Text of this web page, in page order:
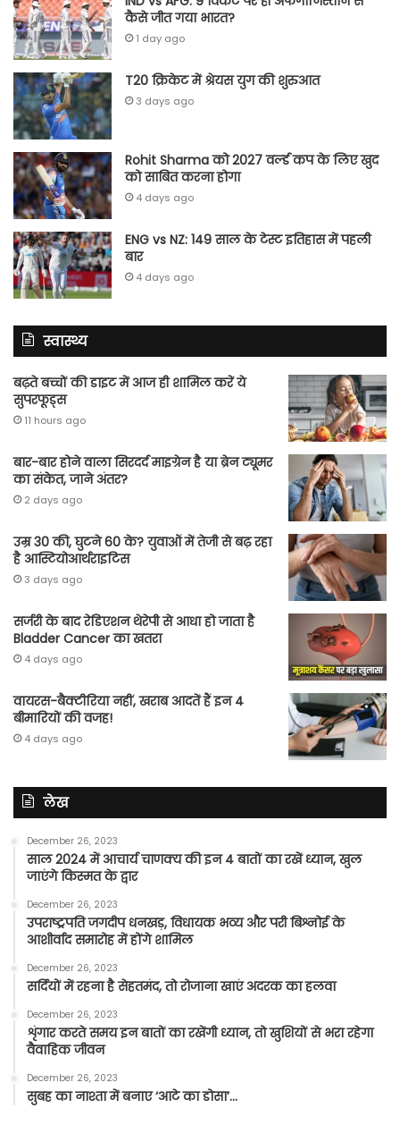
कैसे जीत गया भारत?
1 day ago
T20 क्रिकेट में श्रेयस युग की शुरुआत
3 days ago
Rohit Sharma को 2027 वर्ल्‍ड कप के लिए खुद
को साबित करना होगा
4 days ago
ENG vs NZ: 149 साल के टेस्‍ट इतिहास में पहली
बार
4 days ago
स्वास्थ्य
बढ़ते बच्चों की डाइट में आज ही शामिल करें ये
सुपरफूड्स
11 hours ago
बार-बार होने वाला सिरदर्द माइग्रेन है या ब्रेन ट्यूमर
का संकेत, जाने अंतर?
2 days ago
उम्र 30 की, घुटने 60 के? युवाओं में तेजी से बढ़ रहा
है आस्टियोआर्थराइटिस
3 days ago
सर्जरी के बाद रेडिएशन थेरेपी से आधा हो जाता है
Bladder Cancer का खतरा
4 days ago
वायरस-बैक्टीरिया नहीं, खराब आदतें हैं इन 4
बीमारियों की वजह!
4 days ago
लेख
December 26, 2023
साल 2024 में आचार्य चाणक्य की इन 4 बातों का रखें ध्यान, खुल
जाएंगे किस्मत के द्वार
December 26, 2023
उपराष्ट्रपति जगदीप धनखड़, विधायक भव्य और परी बिश्नोई के
आशीर्वाद समारोह में होंगे शामिल
December 26, 2023
सर्दियों में रहना है सेहतमंद, तो रोजाना खाएं अदरक का हलवा
December 26, 2023
शृंगार करते समय इन बातों का रखेंगी ध्यान, तो खुशियों से भरा रहेगा
वैवाहिक जीवन
December 26, 2023
सुबह का नाश्ता में बनाए ‘आटे का डोसा’…